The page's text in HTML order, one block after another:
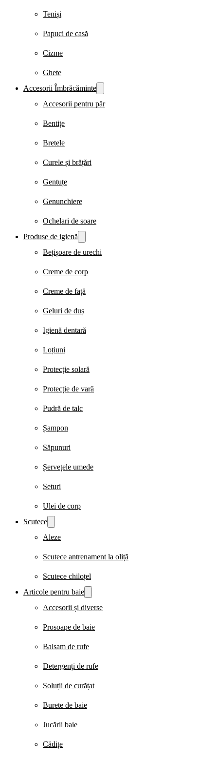
Teniși
Papuci de casă
Cizme
Ghete
Accesorii Îmbrăcăminte
Accesorii pentru păr
Bentițe
Bretele
Curele și brățări
Gentuțe
Genunchiere
Ochelari de soare
Produse de igienă
Bețișoare de urechi
Creme de corp
Creme de față
Geluri de duș
Igienă dentară
Loțiuni
Protecție solară
Protecție de vară
Pudră de talc
Șampon
Săpunuri
Șervețele umede
Seturi
Ulei de corp
Scutece
Aleze
Scutece antrenament la oliță
Scutece chiloțel
Articole pentru baie
Accesorii și diverse
Prosoape de baie
Balsam de rufe
Detergenți de rufe
Soluții de curățat
Burete de baie
Jucării baie
Cădițe